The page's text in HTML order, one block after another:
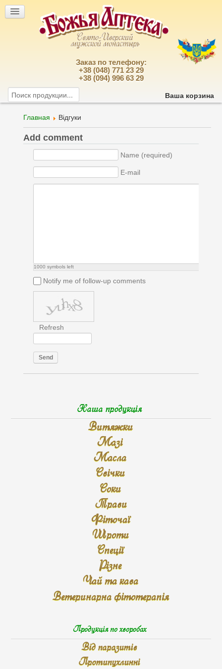
Заказ по телефону:
+38 (048) 771 23 29
+38 (094) 996 63 29
Ваша корзина
Главная Відгуки
Add comment
Name (required)
E-mail
1000 symbols left
Notify me of follow-up comments
Refresh
Send
Наша продукція
Витяжки
Мазі
Масла
Свічки
Соки
Трави
Фіточаї
Шроти
Спеції
Різне
Чай та кава
Ветеринарна фітотерапія
Продукція по хворобах
Від паразитів
Протипухлинні